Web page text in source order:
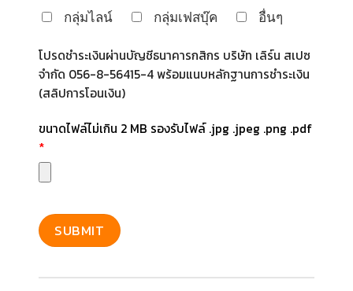
กลุ่มไลน์
กลุ่มเฟสบุ๊ค อื่นๆ
โปรดชำระเงินผ่านบัญชีธนาคารกสิกร บริษัท เลิร์น สเปซ
จำกัด 056-8-56415-4 พร้อมแนบหลักฐานการชำระเงิน
(สลิปการโอนเงิน)
ขนาดไฟล์ไม่เกิน 2 MB รองรับไฟล์ .jpg .jpeg .png .pdf
*